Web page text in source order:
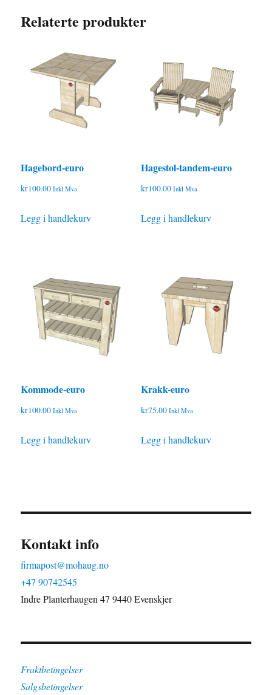
Relaterte produkter
Hagebord-euro
kr100.00 Inkl Mva
Legg i handlekurv
Hagestol-tandem-euro
kr100.00 Inkl Mva
Legg i handlekurv
Kommode-euro
kr100.00 Inkl Mva
Legg i handlekurv
Krakk-euro
kr75.00 Inkl Mva
Legg i handlekurv
Kontakt info
firmapost@mohaug.no
+47 90742545
Indre Planterhaugen 47 9440 Evenskjer
Fraktbetingelser
Salgsbetingelser